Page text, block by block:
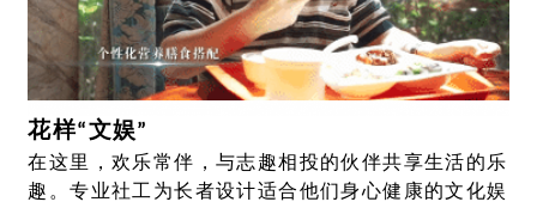
花样“文娱”
在这里，欢乐常伴，与志趣相投的伙伴共享生活的乐
趣。专业社工为长者设计适合他们身心健康的文化娱